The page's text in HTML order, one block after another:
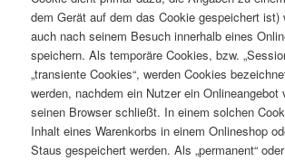
dem Gerät auf dem das Cookie gespeichert ist)
auch nach seinem Besuch innerhalb eines
speichern. Als temporäre Cookies, bzw.
„transiente Cookies“, werden Cookies
werden, nachdem ein Nutzer ein Onlineangebot
seinen Browser schließt. In einem solchen
Inhalt eines Warenkorbs in einem Onlineshop
Staus gespeichert werden. Als „permanent“